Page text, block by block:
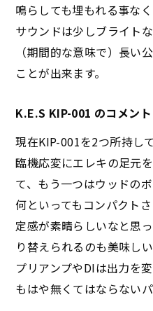
鳴らしても埋もれる事な
サウンドは少しブライト
（期間的な意味で）長い
ことが出来ます。
K.E.S KIP-001 のコメント
現在KIP-001を2つ所持し
臨機応変にエレキの足元
て、もう一つはウッドの
何といってもコンパクト
定感が素晴らしいなと思
り替えられるのも美味し
プリアンプやDIは出力を
もはや無くてはならない